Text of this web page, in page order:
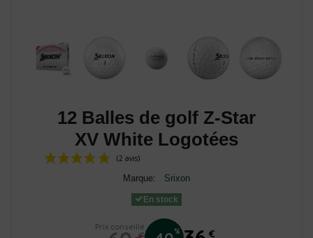
12 Balles de golf Z-Star
XV White Logotées
Marque: Srixon
En stock
Prix conseillé % €